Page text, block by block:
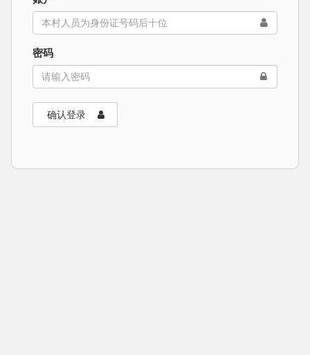
密码
确认登录